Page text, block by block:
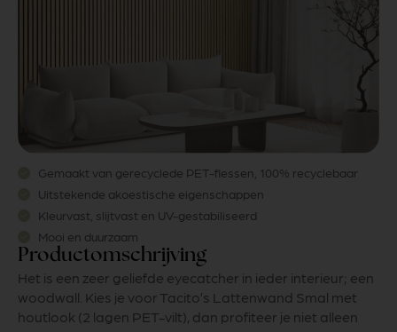
Gemaakt van gerecyclede PET-flessen, 100% recyclebaar
Uitstekende akoestische eigenschappen
Kleurvast, slijtvast en UV-gestabiliseerd
Mooi en duurzaam
Productomschrijving
Het is een zeer geliefde eyecatcher in ieder interieur; een
woodwall. Kies je voor Tacito’s Lattenwand Smal met
houtlook (2 lagen PET-vilt), dan profiteer je niet alleen